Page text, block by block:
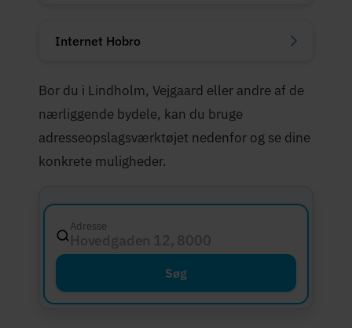
Internet Hobro
Bor du i Lindholm, Vejgaard eller andre af de
nærliggende bydele, kan du bruge
adresseopslagsværktøjet nedenfor og se dine
konkrete muligheder.
Adresse
Hovedgaden 12, 8000 Aarhus C
Søg